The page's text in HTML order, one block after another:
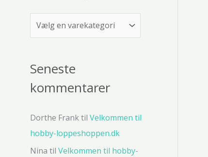
Seneste
kommentarer
Dorthe Franktil Velkommen til
hobby-loppeshoppen.dk
Nina til Velkommen til hobby-